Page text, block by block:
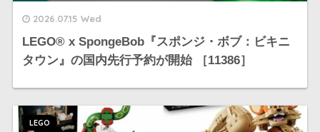
2026.07.15 Wed
LEGO®︎ x SpongeBob『スポンジ・ボブ：ビキニ
タウン』の国内先行予約が開始 ［11386］
LEGO